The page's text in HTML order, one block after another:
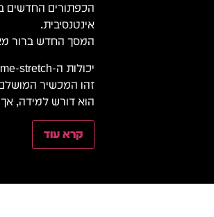
אינטנסיבית.
המסך החדש ברור
יכולות ה-Time-stretch שלו נשארו הטובות ביותר בשוק גם היום.
זהו המכשיר
הוא דורש למידה, אך
קרא עוד